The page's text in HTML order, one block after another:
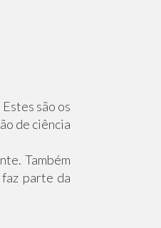
são os
de ciência
Também
parte da